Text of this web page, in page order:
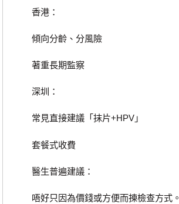
香港：
傾向分齡、分風險
著重長期監察
深圳：
常見直接建議「抹片+HPV」
套餐式收費
醫生普遍建議：
唔好只因為價錢或方便而揀檢查方式。